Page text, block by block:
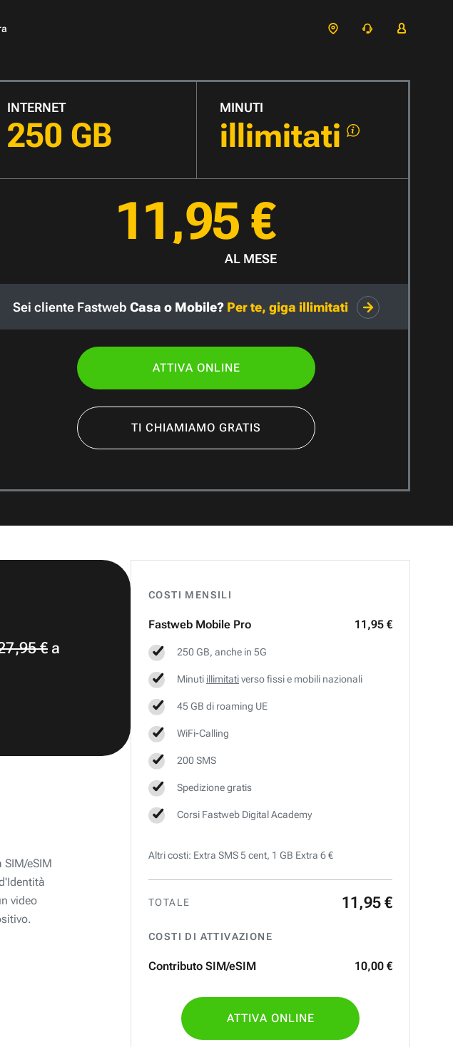
INTERNET
250 GB
MINUTI
illimitati
11,95 €
AL MESE
Sei cliente Fastweb Casa o Mobile? Per te, giga illimitati
ATTIVA ONLINE
TI CHIAMIAMO GRATIS
COSTI MENSILI
Fastweb Mobile Pro 11,95 €
250 GB, anche in 5G
Minuti illimitativerso fissi e mobili nazionali
45 GB di roaming UE
WiFi-Calling
200 SMS
Spedizione gratis
Corsi Fastweb Digital Academy
Altri costi: Extra SMS 5 cent, 1 GB Extra 6 €
TOTALE 11 ,95 €
COSTI DI ATTIVAZIONE
Contributo SIM/eSIM 10,00 €
ATTIVA ONLINE
€a
eSIM
video